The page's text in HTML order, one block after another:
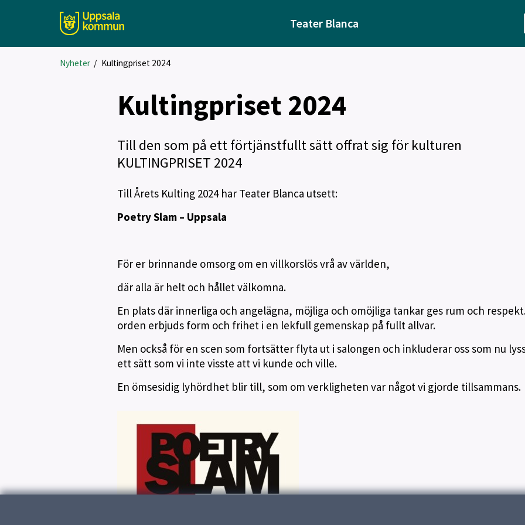
Teater Blanca
Nyheter / Kultingpriset 2024
Kultingpriset 2024
Till den som på ett förtjänstfullt sätt offrat sig för kulturen
KULTINGPRISET 2024
Till Årets Kulting 2024 har Teater Blanca utsett:
Poetry Slam – Uppsala
För er brinnande omsorg om en villkorslös vrå av världen,
där alla är helt och hållet välkomna.
En plats där innerliga och angelägna, möjliga och omöjliga tankar ges rum och
orden erbjuds form och frihet i en lekfull gemenskap på fullt allvar.
Men också för en scen som fortsätter flyta ut i salongen och inkluderar oss som nu
ett sätt som vi inte visste att vi kunde och ville.
En ömsesidig lyhördhet blir till, som om verkligheten var något vi gjorde tillsammans.